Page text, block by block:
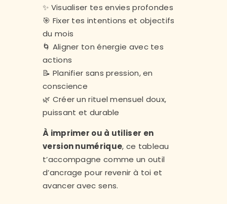
✨ Visualiser tes envies profondes
🎯 Fixer tes intentions et objectifs
du mois
🌀 Aligner ton énergie avec tes
actions
📝 Planifier sans pression, en
conscience
🌿 Créer un rituel mensuel doux,
puissant et durable
À imprimer ou à utiliser en
version numérique, ce tableau
t’accompagne comme un outil
d’ancrage pour revenir à toi et
avancer avec sens.